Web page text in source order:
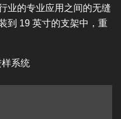
业的专业应用之间的无缝
到 19 英寸的支架中，重
系统